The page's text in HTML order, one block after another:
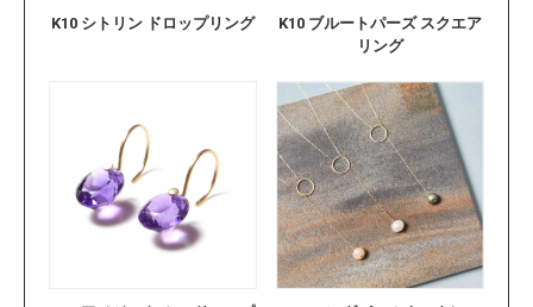
K10 シトリン ドロップリング
K10 ブルートパーズ スクエア
リング